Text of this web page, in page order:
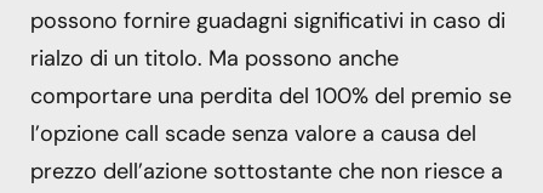
possono fornire guadagni significativi in ​​caso di
rialzo di un titolo. Ma possono anche
comportare una perdita del 100% del premio se
l’opzione call scade senza valore a causa del
prezzo dell’azione sottostante che non riesce a